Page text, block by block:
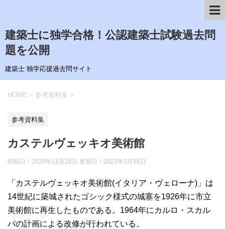
建築士に独学合格！公認建築士試験過去問
題を公開
建築士 独学応援過去問サイト
HOME > 参考資料集 >
参考資料集
カステルヴェッキオ美術館
投稿日：2020年11月25日 更新日： 2023年2月16日
「カステルヴェッキオ美術館(イタリア・ヴェローナ)」は
14世紀に築城されたゴシック様式の城塞を1926年に市立
美術館に再生したものである。1964年にカルロ・スカル
パの計画による改修が行われている。